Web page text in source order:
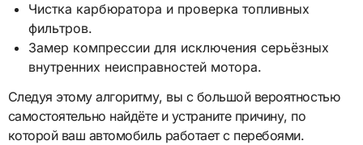
Чистка карбюратора и проверка топливных
фильтров.
Замер компрессии для исключения серьёзных
внутренних неисправностей мотора.
Следуя этому алгоритму, вы с большой вероятностью
самостоятельно найдёте и устраните причину, по
которой ваш автомобиль работает с перебоями.